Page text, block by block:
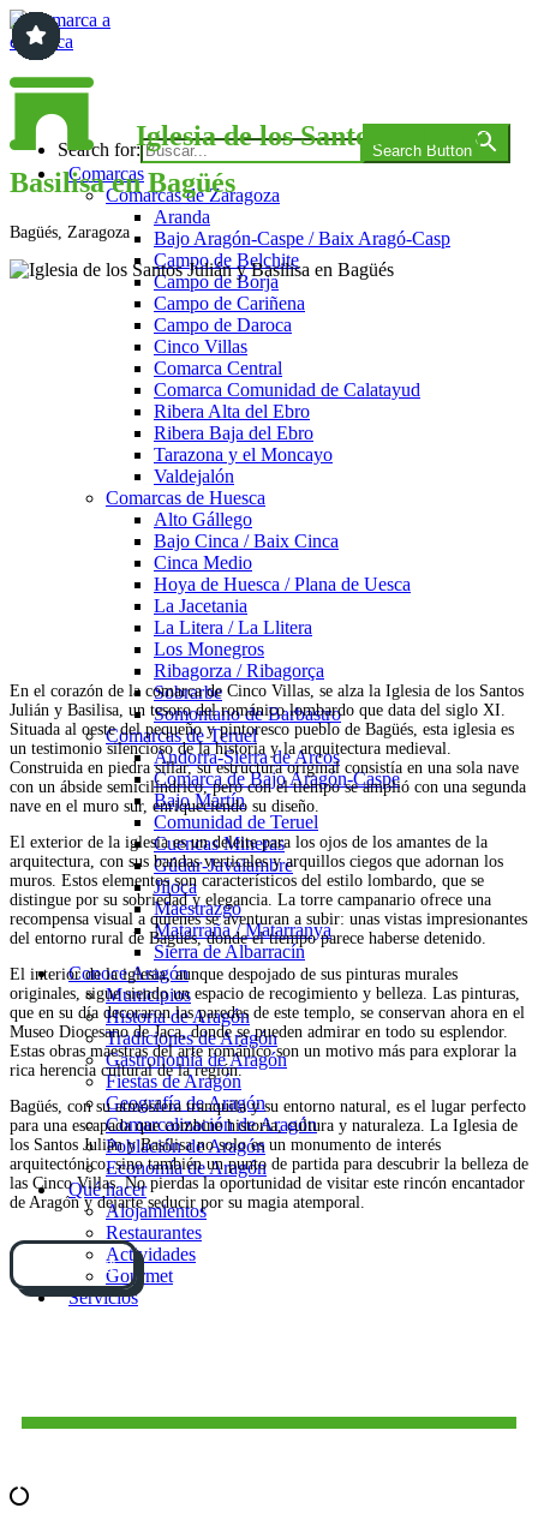
Saltar
al
contenido
Comarca a comarca
Search for: Search Button
Comarcas
Comarcas de Zaragoza
Aranda
Bajo Aragón-Caspe / Baix Aragó-Casp
Campo de Belchite
Campo de Borja
Campo de Cariñena
Campo de Daroca
Cinco Villas
Comarca Central
Comarca Comunidad de Calatayud
Ribera Alta del Ebro
Ribera Baja del Ebro
Tarazona y el Moncayo
Valdejalón
Comarcas de Huesca
Alto Gállego
Bajo Cinca / Baix Cinca
Cinca Medio
Hoya de Huesca / Plana de Uesca
La Jacetania
La Litera / La Llitera
Los Monegros
Ribagorza / Ribagorça
Sobrarbe
Somontano de Barbastro
Comarcas de Teruel
Andorra-Sierra de Arcos
Comarca de Bajo Aragón-Caspe
Bajo Martín
Comunidad de Teruel
Cuencas Mineras
Gúdar-Javalambre
Jiloca
Maestrazgo
Matarraña / Matarranya
Sierra de Albarracín
Conoce Aragón
Municipios
Historia de Aragón
Tradiciones de Aragón
Gastronomía de Aragón
Fiestas de Aragón
Geografía de Aragón
Comarcalización de Aragón
Población de Aragón
Economía de Aragón
Qué hacer
Alojamientos
Restaurantes
Actividades
Gourmet
Servicios
Iglesia de los Santos Julián y
Basilisa en Bagüés
Bagüés, Zaragoza
En el corazón de la comarca de Cinco Villas, se alza la Iglesia de los Santos
Julián y Basilisa, un tesoro del románico lombardo que data del siglo XI.
Situada al oeste del pequeño y pintoresco pueblo de Bagüés, esta iglesia es
un testimonio silencioso de la historia y la arquitectura medieval.
Construida en piedra sillar, su estructura original consistía en una sola nave
con un ábside semicilíndrico, pero con el tiempo se amplió con una segunda
nave en el muro sur, enriqueciendo su diseño.
El exterior de la iglesia es un deleite para los ojos de los amantes de la
arquitectura, con sus bandas verticales y arquillos ciegos que adornan los
muros. Estos elementos son característicos del estilo lombardo, que se
distingue por su sobriedad y elegancia. La torre campanario ofrece una
recompensa visual a quienes se aventuran a subir: unas vistas impresionantes
del entorno rural de Bagüés, donde el tiempo parece haberse detenido.
El interior de la iglesia, aunque despojado de sus pinturas murales
originales, sigue siendo un espacio de recogimiento y belleza. Las pinturas,
que en su día decoraron las paredes de este templo, se conservan ahora en el
Museo Diocesano de Jaca, donde se pueden admirar en todo su esplendor.
Estas obras maestras del arte románico son un motivo más para explorar la
rica herencia cultural de la región.
Bagüés, con su atmósfera tranquila y su entorno natural, es el lugar perfecto
para una escapada que combine historia, cultura y naturaleza. La Iglesia de
los Santos Julián y Basilisa no solo es un monumento de interés
arquitectónico, sino también un punto de partida para descubrir la belleza de
las Cinco Villas. No pierdas la oportunidad de visitar este rincón encantador
de Aragón y dejarte seducir por su magia atemporal.
Cómo llegar